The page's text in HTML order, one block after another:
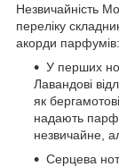
Незвичайність
переліку
акорди парфумів:
У перших
Лавандові
як
надають
незвичайне,
Серцева